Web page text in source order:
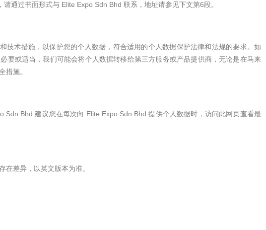
通过书面形式与 Elite Expo Sdn Bhd 联系，地址请参见下文第6段。
技术措施，以保护您的个人数据，符合适用的个人数据保护法律和法规的要求。如
要或适当，我们可能会将个人数据转移给第三方服务或产品提供商，无论是在马来
措施。
Sdn Bhd 建议您在每次向 Elite Expo Sdn Bhd 提供个人数据时，访问此网页查看最
在差异，以英文版本为准。